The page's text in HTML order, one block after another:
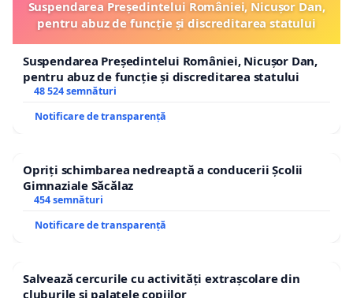
Suspendarea Președintelui României, Nicușor Dan,
pentru abuz de funcție și discreditarea statului
Suspendarea Președintelui României, Nicușor Dan,
pentru abuz de funcție și discreditarea statului
48 524 semnături
Notificare de transparență
Opriți schimbarea nedreaptă a conducerii Școlii
Gimnaziale Săcălaz
454 semnături
Notificare de transparență
Salvează cercurile cu activități extrașcolare din
cluburile și palatele copiilor